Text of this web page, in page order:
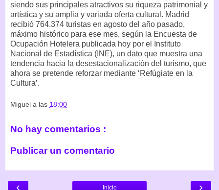
siendo sus principales atractivos su riqueza patrimonial y
artística y su amplia y variada oferta cultural. Madrid
recibió 764.374 turistas en agosto del año pasado,
máximo histórico para ese mes, según la Encuesta de
Ocupación Hotelera publicada hoy por el Instituto
Nacional de Estadística (INE), un dato que muestra una
tendencia hacia la desestacionalización del turismo, que
ahora se pretende reforzar mediante ‘Refúgiate en la
Cultura’.
Miguel a las 18:00
No hay comentarios :
Publicar un comentario
‹ ›
Inicio